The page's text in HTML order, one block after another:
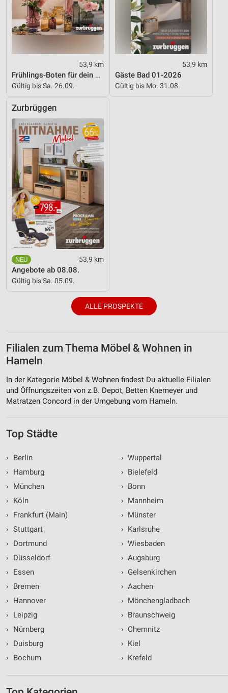
53,9 km
Frühlings-Boten für dein Zuhause
Gültig bis Sa. 26.09.
53,9 km
Gäste Bad 01-2026
Gültig bis Mo. 31.08.
Zurbrüggen
53,9 km
Angebote ab 08.08.
Gültig bis Sa. 05.09.
ALLE PROSPEKTE
Filialen zum Thema Möbel & Wohnen in
Hameln
In der Kategorie Möbel & Wohnen findest Du aktuelle Filialen
und Öffnungszeiten von z.B. Depot, Betten Knemeyer und
Matratzen Concord in der Umgebung vom Hameln.
Top Städte
›
Berlin
›
Hamburg
›
München
›
Köln
›
Frankfurt (Main)
› Stuttgart
›
Dortmund
›
Düsseldorf
›
Essen
›
Bremen
›
Hannover
›
Leipzig
›
Nürnberg
›
Duisburg
›
Bochum
› Wuppertal
› Bielefeld
› Bonn
› Mannheim
› Münster
› Karlsruhe
› Wiesbaden
› Augsburg
› Gelsenkirchen
› Aachen
› Mönchengladbach
› Braunschweig
› Chemnitz
› Kiel
› Krefeld